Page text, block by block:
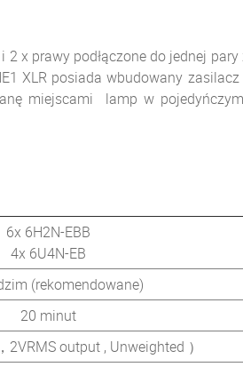
x prawy podłączone do jednej
XLR posiada wbudowany
miejscami lamp w
6x 6H2N-EBB
4x 6U4N-EB
(rekomendowane)
20 minut
2VRMS output , Unweighted ）